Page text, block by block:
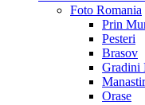
Foto Romania
Prin
Pesteri
Brasov
Gradini
Orase